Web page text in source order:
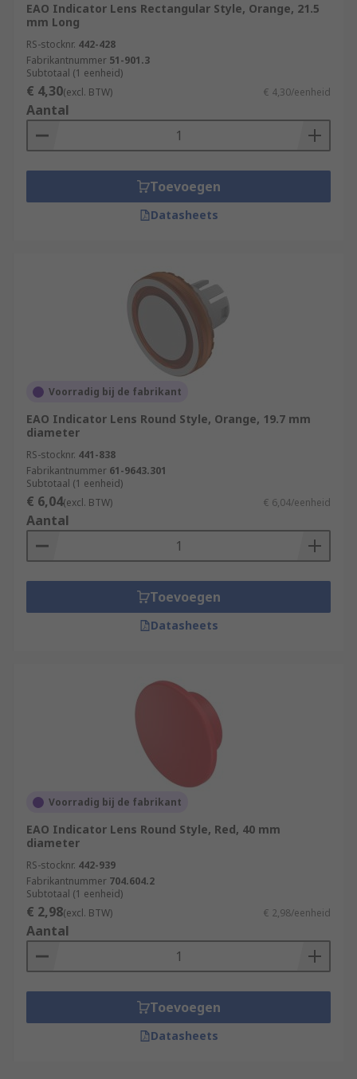
EAO Indicator Lens Rectangular Style, Orange, 21.5
mm Long
RS-stocknr. 442-428
Fabrikantnummer 51-901.3
Subtotaal (1 eenheid)
€ 4,30(excl. BTW) € 4,30/eenheid
Aantal
Toevoegen
Datasheets
Voorradig bij de fabrikant
EAO Indicator Lens Round Style, Orange, 19.7 mm
diameter
RS-stocknr. 441-838
Fabrikantnummer 61-9643.301
Subtotaal (1 eenheid)
€ 6,04(excl. BTW) € 6,04/eenheid
Aantal
Toevoegen
Datasheets
Voorradig bij de fabrikant
EAO Indicator Lens Round Style, Red, 40 mm
diameter
RS-stocknr. 442-939
Fabrikantnummer 704.604.2
Subtotaal (1 eenheid)
€ 2,98(excl. BTW) € 2,98/eenheid
Aantal
Toevoegen
Datasheets